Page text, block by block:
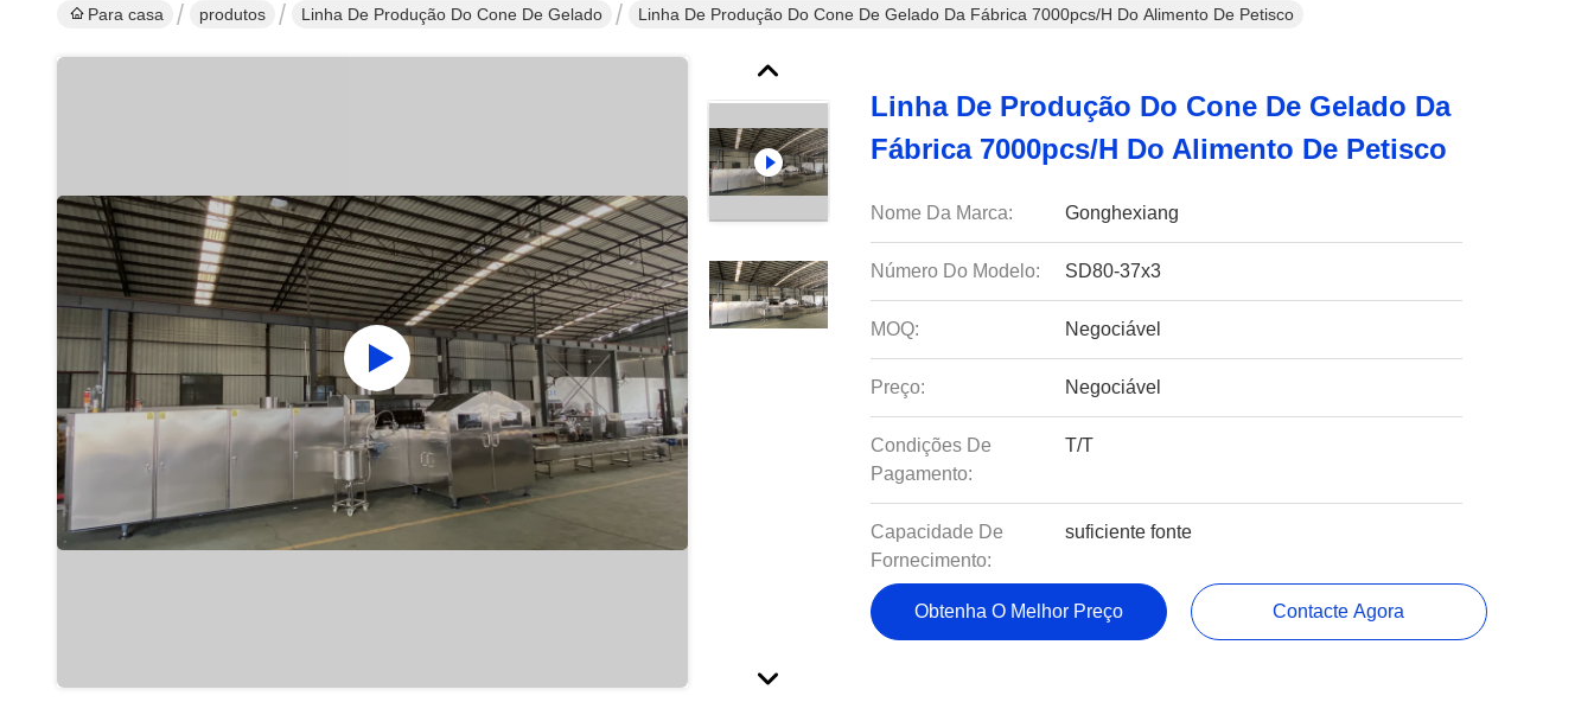
Para casa produtos Linha De Produção Do Cone De Gelado Linha De Produção Do Cone De Gelado Da Fábrica 7000pcs/H Do Alimento De Petisco
Linha De Produção Do Cone De Gelado Da
Fábrica 7000pcs/H Do Alimento De Petisco
Nome Da Marca: Gonghexiang
Número Do Modelo: SD80-37x3
MOQ: Negociável
Preço: Negociável
Condições De
Pagamento:
T/T
Capacidade De
Fornecimento:
suficiente fonte
Obtenha O Melhor Preço Contacte Agora